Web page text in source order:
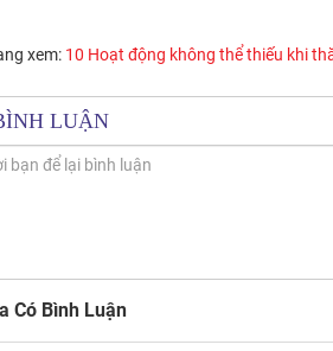
xem: 10 Hoạt động không thể thiếu khi
LUẬN
Có Bình Luận